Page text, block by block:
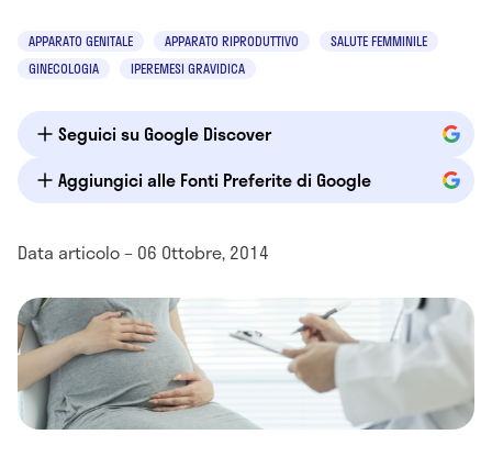
APPARATO GENITALE APPARATO RIPRODUTTIVO
SALUTE FEMMINILE
GINECOLOGIA
IPEREMESI GRAVIDICA
Seguici su Google Discover
Aggiungici alle Fonti Preferite di Google
Data articolo – 06 Ottobre, 2014